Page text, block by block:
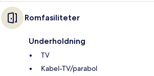
Romfasiliteter
Underholdning
TV
Kabel-TV/parabol